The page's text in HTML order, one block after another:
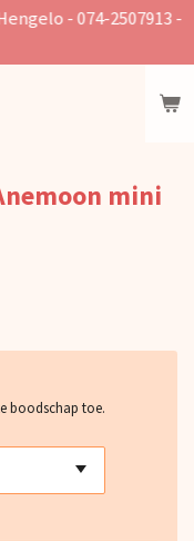
- 074-2507913 -
mini
boodschap toe.